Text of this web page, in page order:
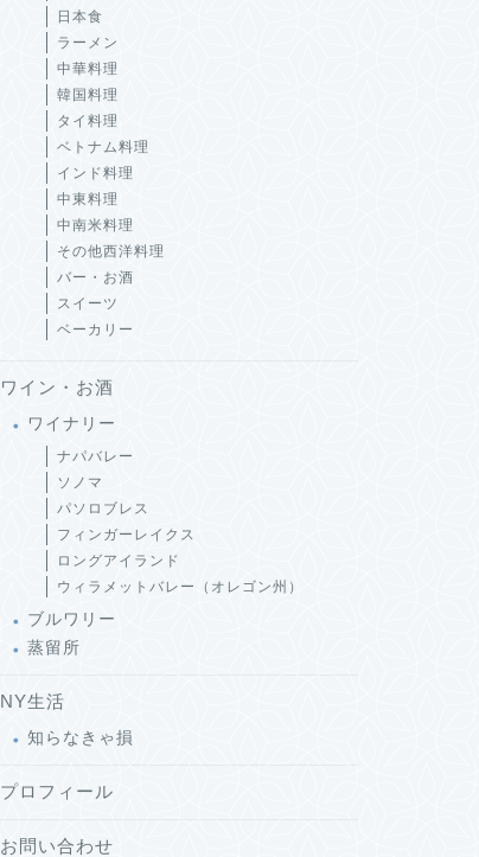
日本食
ラーメン
中華料理
韓国料理
タイ料理
ベトナム料理
インド料理
中東料理
中南米料理
その他西洋料理
バー・お酒
スイーツ
ベーカリー
ワイン・お酒
ワイナリー
ナパバレー
ソノマ
パソロブレス
フィンガーレイクス
ロングアイランド
ウィラメットバレー（オレゴン州）
ブルワリー
蒸留所
NY生活
知らなきゃ損
プロフィール
お問い合わせ